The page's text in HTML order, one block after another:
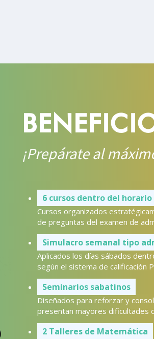
¡Prepárate al
6 cursos dentro del
Cursos organizados
de preguntas del examen de
Simulacro semanal tipo
Aplicados los días sábados
según el sistema de calificación
Seminarios sabatinos
Diseñados para reforzar y
presentan mayores dificultades
2 Talleres de Matemática